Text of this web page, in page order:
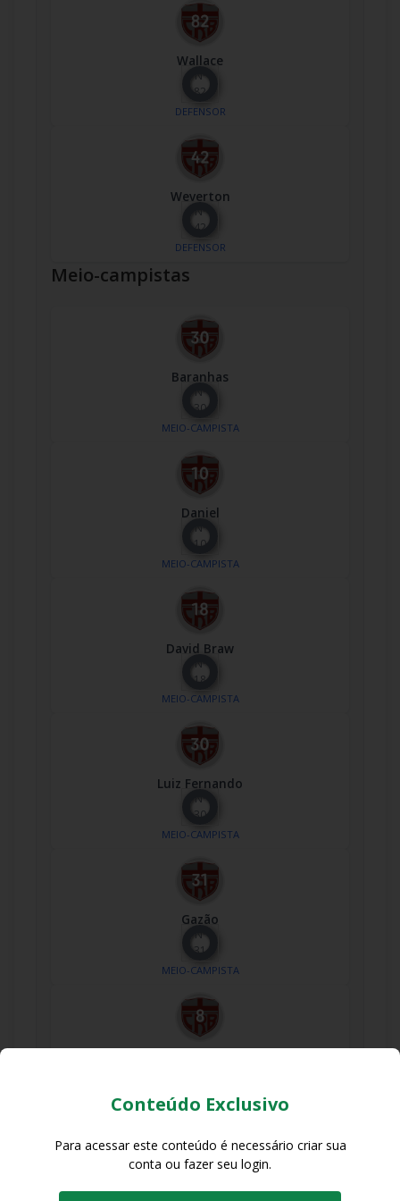
Wallace
Nº
82
DEFENSOR
Weverton
Nº
42
DEFENSOR
Meio-campistas
Baranhas
Nº
30
MEIO-CAMPISTA
Daniel
Nº
10
MEIO-CAMPISTA
David Braw
Nº
18
MEIO-CAMPISTA
Luiz Fernando
Nº
30
MEIO-CAMPISTA
Gazão
Nº
31
MEIO-CAMPISTA
MEIO-CAMPISTA
Giovanni
Conteúdo Exclusivo
Para acessar este conteúdo é necessário criar sua
conta ou fazer seu login.